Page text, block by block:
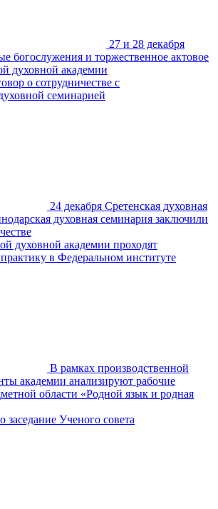
27 и 28 декабря
богослужения и торжественное актовое
духовной академии
о сотрудничестве с
семинарией
24 декабря Сретенская духовная
духовная семинария заключили
духовной академии проходят
в Федеральном институте
В рамках производственной
академии анализируют рабочие
области «Родной язык и родная
Ученого совета